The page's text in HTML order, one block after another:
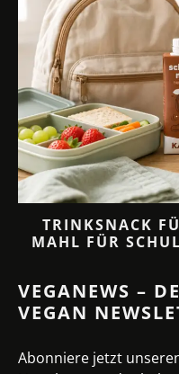
TRINKSNACK
MAHL FÜR
VEGANEWS –
VEGAN
Abonniere jetzt